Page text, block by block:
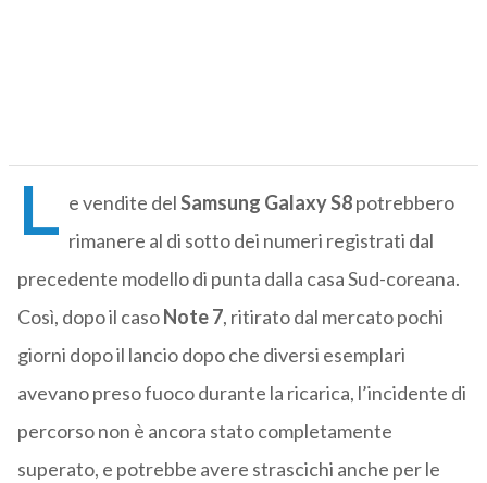
L e vendite delSamsung Galaxy S8potrebbero
rimanere al di sotto dei numeri registrati dal
precedente modello di punta dalla casa Sud-coreana.
Così, dopo il casoNote 7, ritirato dal mercato pochi
giorni dopo il lancio dopo che diversi esemplari
avevano preso fuoco durante la ricarica, l’incidente di
percorso non è ancora stato completamente
superato, e potrebbe avere strascichi anche per le